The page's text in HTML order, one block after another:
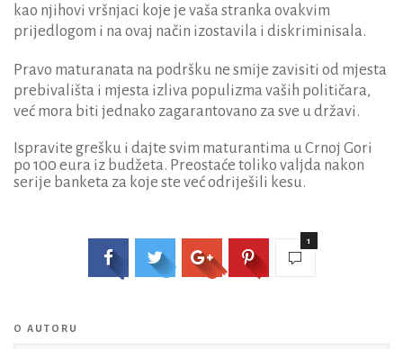
kao njihovi vršnjaci koje je vaša stranka ovakvim
prijedlogom i na ovaj način izostavila i diskriminisala.
Pravo maturanata na podršku ne smije zavisiti od mjesta
prebivališta i mjesta izliva populizma vaših političara,
već mora biti jednako zagarantovano za sve u državi.
Ispravite grešku i dajte svim maturantima u Crnoj Gori
po 100 eura iz budžeta. Preostaće toliko valjda nakon
serije banketa za koje ste već odriješili kesu.
1
O AUTORU